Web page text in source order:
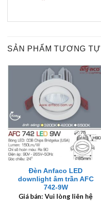
SẢN PHẨM TƯƠNG TỰ
Đèn Anfaco LED
downlight âm trần AFC
742-9W
Giá bán: Vui lòng liên hệ